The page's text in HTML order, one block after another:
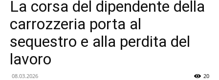
La corsa del dipendente della
carrozzeria porta al
sequestro e alla perdita del
lavoro
08.03.2026 20